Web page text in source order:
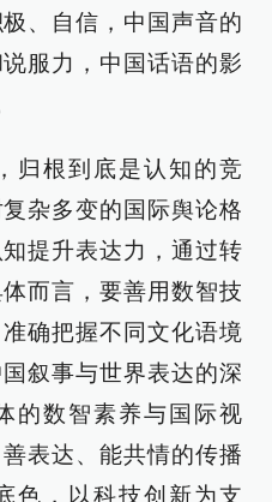
、自信，中国声音的
服力，中国话语的影
归根到底是认知的竞
杂多变的国际舆论格
提升表达力，通过转
而言，要善用数智技
确把握不同文化语境
叙事与世界表达的深
的数智素养与国际视
表达、能共情的传播
色，以科技创新为支